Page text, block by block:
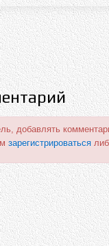
добавлять
зарегистрироваться